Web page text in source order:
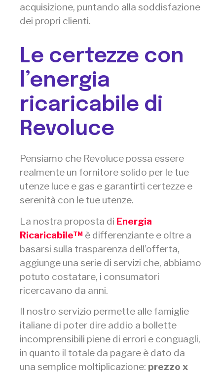
acquisizione, puntando alla soddisfazione
dei propri clienti.
Le certezze con
l’energia
ricaricabile di
Revoluce
Pensiamo che Revoluce possa essere
realmente un fornitore solido per le tue
utenze luce e gas e garantirti certezze e
serenità con le tue utenze.
La nostra proposta di Energia
Ricaricabile™ è differenziante e oltre a
basarsi sulla trasparenza dell’offerta,
aggiunge una serie di servizi che, abbiamo
potuto costatare, i consumatori
ricercavano da anni.
Il nostro servizio permette alle famiglie
italiane di poter dire addio a bollette
incomprensibili piene di errori e conguagli,
in quanto il totale da pagare è dato da
una semplice moltiplicazione: prezzo x